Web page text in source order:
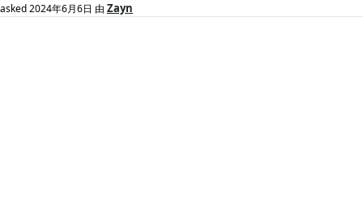
asked2024年6月6日 由 Zayn